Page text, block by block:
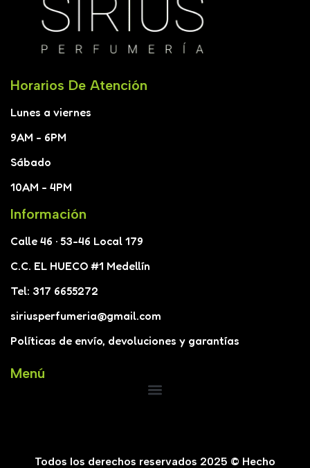
Horarios De Atención
Lunes a viernes
9AM - 6PM
Sábado
10AM - 4PM
Información
Calle 46 · 53-46 Local 179
C.C. EL HUECO #1 Medellín
Tel: 317 6655272
siriusperfumeria@gmail.com
Políticas de envío, devoluciones y garantías
Menú
Todos los derechos reservados 2025 © Hecho